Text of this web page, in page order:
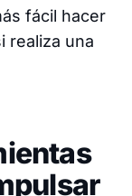
fácil hacer
realiza una